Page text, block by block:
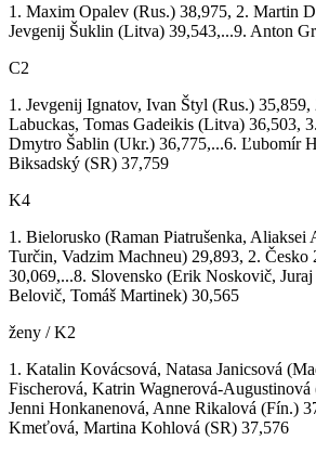
1. Maxim Opalev (Rus.) 38,975, 2. Martin
Jevgenij Šuklin (Litva) 39,543,...9. Anton
C2
1. Jevgenij Ignatov, Ivan Štyl (Rus.) 35,859,
Labuckas, Tomas Gadeikis (Litva) 36,503,
Dmytro Šablin (Ukr.) 36,775,...6. Ľubomír
Biksadský (SR) 37,759
K4
1. Bielorusko (Raman Piatrušenka, Aliaksei
Turčin, Vadzim Machneu) 29,893, 2. Česko
30,069,...8. Slovensko (Erik Noskovič,
Belovič, Tomáš Martinek) 30,565
ženy / K2
1. Katalin Kovácsová, Natasa Janicsová
Fischerová, Katrin Wagnerová-Augustinová
Jenni Honkanenová, Anne Rikalová (Fín.)
Kmeťová, Martina Kohlová (SR) 37,576